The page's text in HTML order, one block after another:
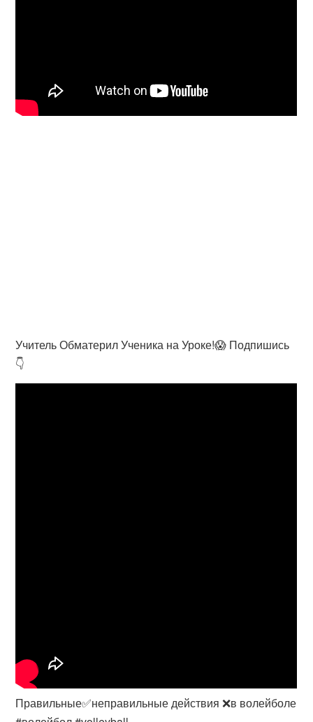
Учитель Обматерил Ученика на Уроке!😱 Подпишись
👇
Правильные✅неправильные действия ❌в волейболе